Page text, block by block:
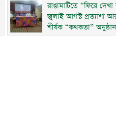
রাঙামাটিতে “ফিরে
জুলাই-আগস্ট প্রত্যাশা আর
শীর্ষক “কথকতা”